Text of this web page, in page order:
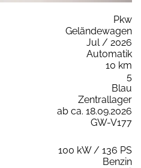
Pkw
Geländewagen
Jul / 2026
Automatik
10 km
5
Blau
Zentrallager
ab ca. 18.09.2026
GW-V177
100 kW / 136 PS
Benzin